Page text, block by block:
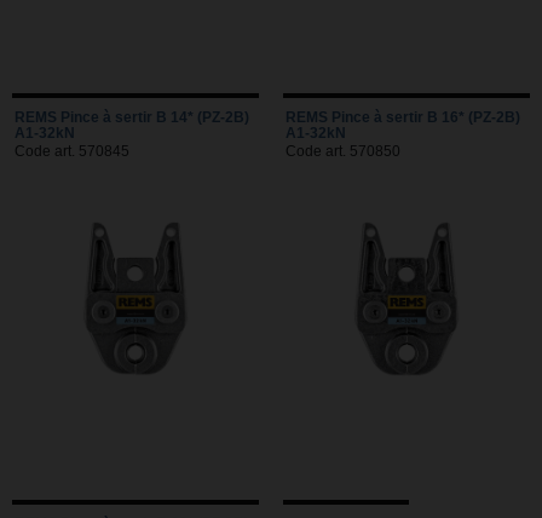
REMS Pince à sertir B 14* (PZ-2B)
A1-32kN
Code art. 570845
REMS Pince à sertir B 16* (PZ-2B)
A1-32kN
Code art. 570850